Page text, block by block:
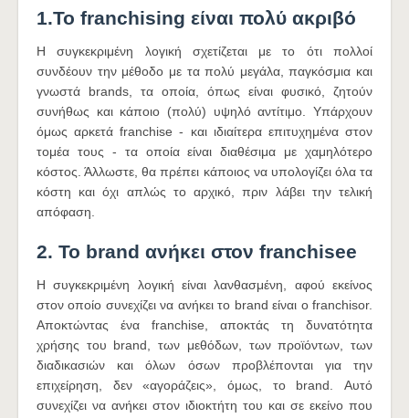
1.Το franchising είναι πολύ ακριβό
Η συγκεκριμένη λογική σχετίζεται με το ότι πολλοί
συνδέουν την μέθοδο με τα πολύ μεγάλα, παγκόσμια και
γνωστά brands, τα οποία, όπως είναι φυσικό, ζητούν
συνήθως και κάποιο (πολύ) υψηλό αντίτιμο. Υπάρχουν
όμως αρκετά franchise - και ιδιαίτερα επιτυχημένα στον
τομέα τους - τα οποία είναι διαθέσιμα με χαμηλότερο
κόστος. Άλλωστε, θα πρέπει κάποιος να υπολογίζει όλα τα
κόστη και όχι απλώς το αρχικό, πριν λάβει την τελική
απόφαση.
2. Το brand ανήκει στον franchisee
Η συγκεκριμένη λογική είναι λανθασμένη, αφού εκείνος
στον οποίο συνεχίζει να ανήκει το brand είναι ο franchisor.
Αποκτώντας ένα franchise, αποκτάς τη δυνατότητα
χρήσης του brand, των μεθόδων, των προϊόντων, των
διαδικασιών και όλων όσων προβλέπονται για την
επιχείρηση, δεν «αγοράζεις», όμως, το brand. Αυτό
συνεχίζει να ανήκει στον ιδιοκτήτη του και σε εκείνο που